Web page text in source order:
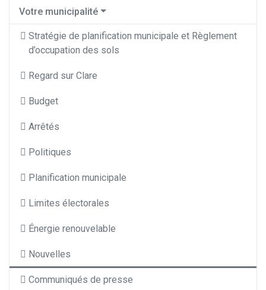
Votre municipalité
Stratégie de planification municipale et Règlement
d’occupation des sols
Regard sur Clare
Budget
Arrêtés
Politiques
Planification municipale
Limites électorales
Énergie renouvelable
Nouvelles
Communiqués de presse